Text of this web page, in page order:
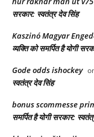
सरकार: स्वतंत्र देव सिंह
Kaszinó Magyar
व्यक्ति को समर्पित है योगी
Gode odds ishockey
स्वतंत्र देव सिंह
bonus scommesse
समर्पित है योगी सरकार: